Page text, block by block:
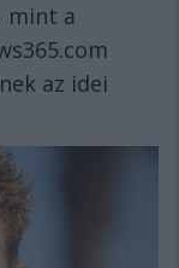
mint a
az idei